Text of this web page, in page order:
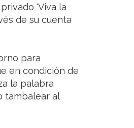
'Viva la
de su cuenta
para
en condición de
la palabra
tambalear al